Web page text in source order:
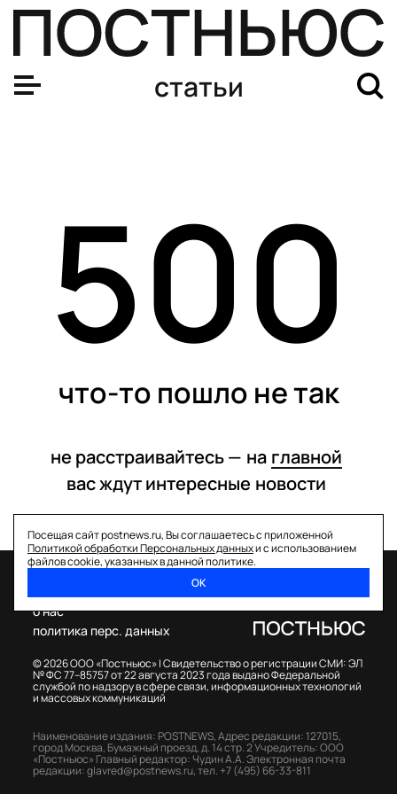
статьи
500
что-то пошло не так
не расстраивайтесь — на главной
вас ждут интересные новости
Посещая сайт postnews.ru, Вы соглашаетесь с приложенной
Политикой обработки Персональных данныхи с использованием
файлов cookie, указанных в данной политике.
ОК
© 2026 ООО «Постньюс» |Свидетельство о регистрации СМИ: ЭЛ
№ ФС 77–85757 от 22 августа 2023 года выдано Федеральной
службой по надзору в сфере связи, информационных технологий
и массовых коммуникаций
о нас
политика перс. данных
Наименование издания: POSTNEWS,Адрес редакции: 127015,
город Москва, Бумажный проезд, д. 14 стр. 2Учредитель: ООО
«Постньюс» Главный редактор: Чудин А.А.Электронная почта
редакции:glavred@postnews.ru,тел. +7 (495) 66-33-811